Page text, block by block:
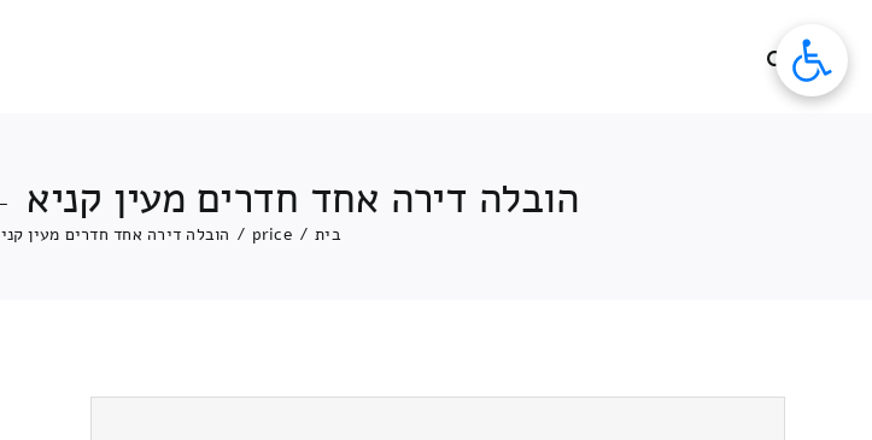
הובלה דירה אחד חדרים מעין קניא
בית /
price
/ הובלה דירה אחד חדרים מעין